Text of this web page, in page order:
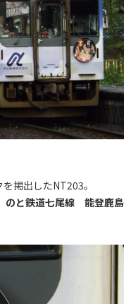
掲出したNT203。
のと鉄道七尾線 能登鹿島